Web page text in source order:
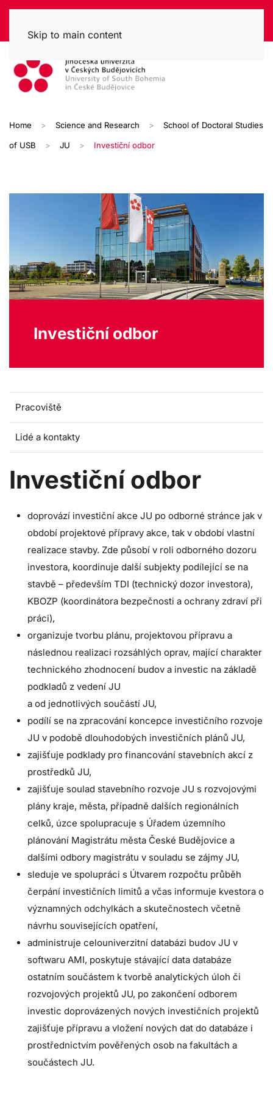
Skip to main content
Home Science and Research School of Doctoral Studies
of USB JU Investiční odbor
Investiční odbor
Pracoviště
Lidé a kontakty
Investiční odbor
doprovází investiční akce JU po odborné stránce jak v
období projektové přípravy akce, tak v období vlastní
realizace stavby. Zde působí v roli odborného dozoru
investora, koordinuje další subjekty podílející se na
stavbě – především TDI (technický dozor investora),
KBOZP (koordinátora bezpečnosti a ochrany zdraví při
práci),
organizuje tvorbu plánu, projektovou přípravu a
následnou realizaci rozsáhlých oprav, mající charakter
technického zhodnocení budov a investic na základě
podkladů z vedení JU
a od jednotlivých součástí JU,
podílí se na zpracování koncepce investičního rozvoje
JU v podobě dlouhodobých investičních plánů JU,
zajišťuje podklady pro financování stavebních akcí z
prostředků JU,
zajišťuje soulad stavebního rozvoje JU s rozvojovými
plány kraje, města, případně dalších regionálních
celků, úzce spolupracuje s Úřadem územního
plánování Magistrátu města České Budějovice a
dalšími odbory magistrátu v souladu se zájmy JU,
sleduje ve spolupráci s Útvarem rozpočtu průběh
čerpání investičních limitů a včas informuje kvestora o
významných odchylkách a skutečnostech včetně
návrhu souvisejících opatření,
administruje celouniverzitní databázi budov JU v
softwaru AMI, poskytuje stávající data databáze
ostatním součástem k tvorbě analytických úloh či
rozvojových projektů JU, po zakončení odborem
investic doprovázených nových investičních projektů
zajišťuje přípravu a vložení nových dat do databáze i
prostřednictvím pověřených osob na fakultách a
součástech JU.